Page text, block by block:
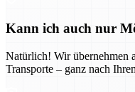
Kann ich auch nur
Natürlich! Wir übernehmen
Transporte – ganz nach